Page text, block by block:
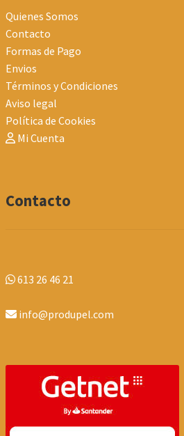
Quienes Somos
Contacto
Formas de Pago
Envios
Términos y Condiciones
Aviso legal
Política de Cookies
Mi Cuenta
Contacto
613 26 46 21
info@produpel.com